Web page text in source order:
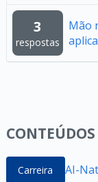
3
respostas
Mão
Carreira AI-